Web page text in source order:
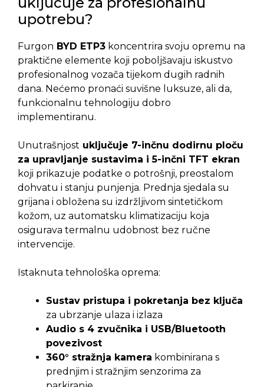
upotrebu?
Furgon BYD ETP3 koncentrira svoju opremu na
praktične elemente koji poboljšavaju iskustvo
profesionalnog vozača tijekom dugih radnih
dana. Nećemo pronaći suvišne luksuze, ali da,
funkcionalnu tehnologiju dobro
implementiranu.
Unutrašnjost uključuje 7-inčnu dodirnu ploču
za upravljanje sustavima i 5-inčni TFT ekran
koji prikazuje podatke o potrošnji, preostalom
dohvatu i stanju punjenja. Prednja sjedala su
grijana i obložena su izdržljivom sintetičkom
kožom, uz automatsku klimatizaciju koja
osigurava termalnu udobnost bez ručne
intervencije.
Istaknuta tehnološka oprema:
Sustav pristupa i pokretanja bez ključa
za ubrzanje ulaza i izlaza
Audio s 4 zvučnika i USB/Bluetooth
povezivost
360° stražnja kamera kombinirana s
prednjim i stražnjim senzorima za